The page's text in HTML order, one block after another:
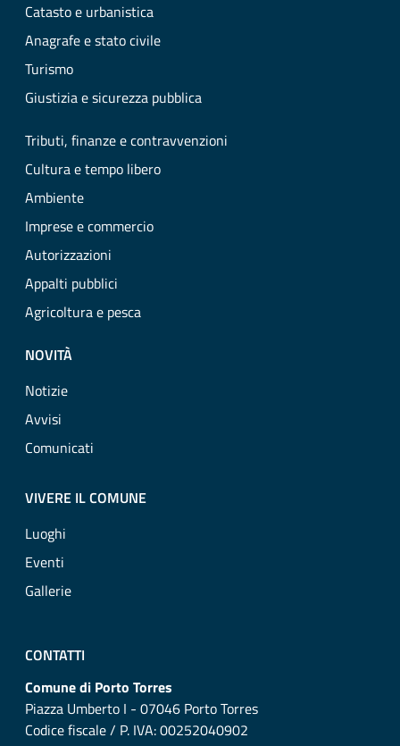
Catasto e urbanistica
Anagrafe e stato civile
Turismo
Giustizia e sicurezza pubblica
Tributi, finanze e contravvenzioni
Cultura e tempo libero
Ambiente
Imprese e commercio
Autorizzazioni
Appalti pubblici
Agricoltura e pesca
NOVITÀ
Notizie
Avvisi
Comunicati
VIVERE IL COMUNE
Luoghi
Eventi
Gallerie
CONTATTI
Comune di Porto Torres
Piazza Umberto I - 07046 Porto Torres
Codice fiscale / P. IVA: 00252040902